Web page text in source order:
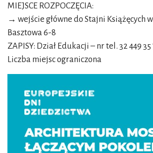
MIEJSCE ROZPOCZĘCIA:
→ wejście główne do Stajni Książęcych
Basztowa 6-8
ZAPISY: Dział Edukacji – nr tel. 32 449 35
Liczba miejsc ograniczona